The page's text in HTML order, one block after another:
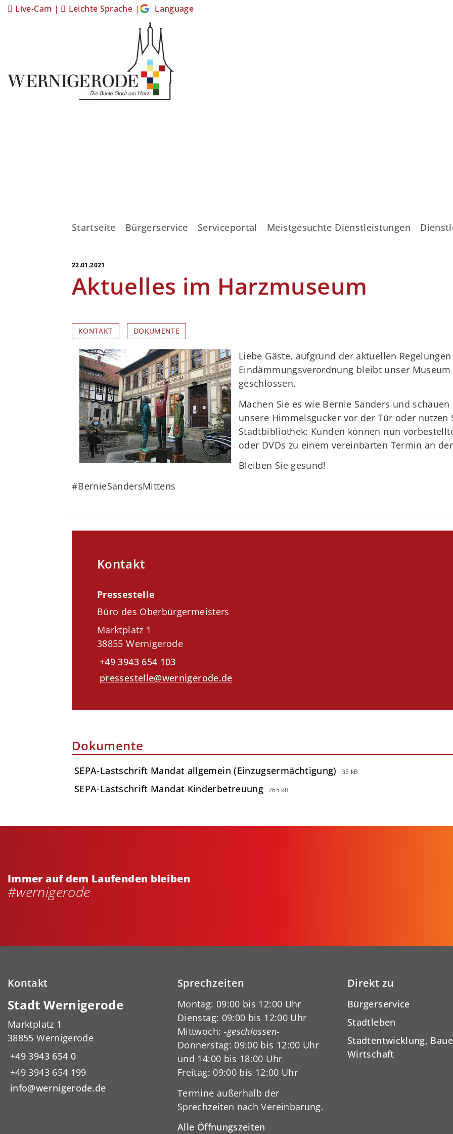
Live-Cam | Leichte Sprache | Language
Startseite Bürgerservice Serviceportal Meistgesuchte Dienstleistungen
22.01.2021
Aktuelles im Harzmuseum
KONTAKT DOKUMENTE
Liebe Gäste, aufgrund der aktuellen
Eindämmungsverordnung bleibt unser Museum
geschlossen.
Machen Sie es wie Bernie Sanders und
unsere Himmelsgucker vor der Tür oder nutzen
Stadtbibliothek: Kunden können nun
oder DVDs zu einem vereinbarten Termin an
Bleiben Sie gesund!
#BernieSandersMittens
Kontakt
Pressestelle
Büro des Oberbürgermeisters
Marktplatz 1
38855 Wernigerode
+49 3943 654 103
pressestelle@wernigerode.de
Dokumente
SEPA-Lastschrift Mandat allgemein (Einzugsermächtigung) 35 kB
SEPA-Lastschrift Mandat Kinderbetreuung 265 kB
Immer auf dem Laufenden bleiben
#wernigerode
Kontakt
Stadt Wernigerode
Marktplatz 1
38855 Wernigerode
+49 3943 654 0
+49 3943 654 199
info@wernigerode.de
Sprechzeiten
Montag: 09:00 bis 12:00 Uhr
Dienstag: 09:00 bis 12:00 Uhr
Mittwoch: -geschlossen-
Donnerstag: 09:00 bis 12:00 Uhr
und 14:00 bis 18:00 Uhr
Freitag: 09:00 bis 12:00 Uhr
Termine außerhalb der
Sprechzeiten nach Vereinbarung.
Alle Öffnungszeiten
Direkt zu
Bürgerservice
Stadtleben
Stadtentwicklung,
Wirtschaft